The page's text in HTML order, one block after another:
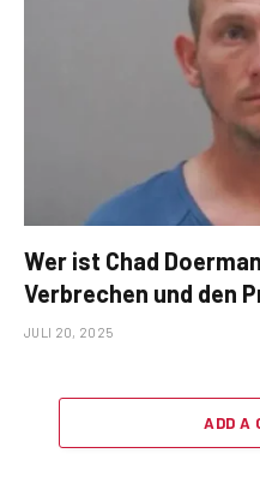
Wer ist Chad
Verbrechen und den
JULI 20, 2025
ADD A